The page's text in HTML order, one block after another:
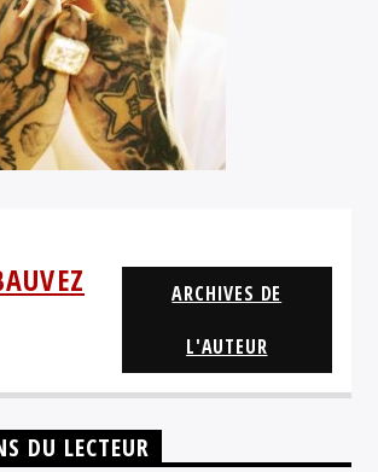
ARCHIVES DE
L'AUTEUR
DU LECTEUR